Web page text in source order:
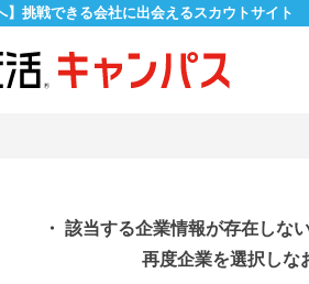
】挑戦できる会社に出会えるスカウトサイト
・ 該当する企業情報が存在しな
再度企業を選択しな